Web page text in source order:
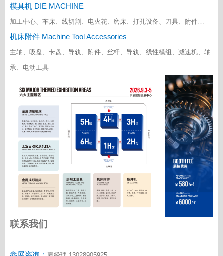
模具机 DIE MACHINE
加工中心、车床、线切割、电火花、磨床、打孔设备、刀具、附件…
机床附件 Machine Tool Accessories
主轴、吸盘、卡盘、导轨、附件、丝杆、导轨、线性模组、减速机、轴
承、电动工具
联系我们